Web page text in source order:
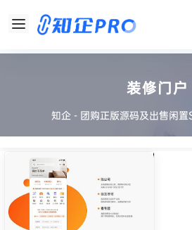
装修门户
知企 - 团购正版源码及出售闲置